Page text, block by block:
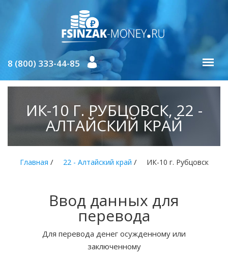
8 (800) 333-44-85
ИК-10 Г. РУБЦОВСК, 22 -
АЛТАЙСКИЙ КРАЙ
Главная / 22 - Алтайский край / ИК-10 г. Рубцовск
Ввод данных для
перевода
Для перевода денег осужденному или
заключенному